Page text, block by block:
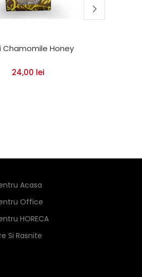
Chamomile Honey
24,00 lei
Acasa
Office
HORECA
Si Rasnite